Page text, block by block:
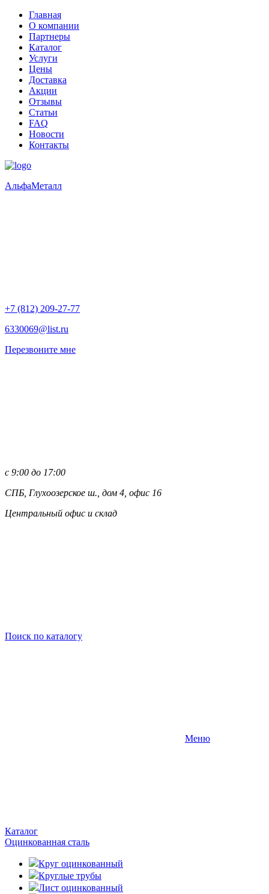
Главная
О компании
Партнеры
Каталог
Услуги
Цены
Доставка
Акции
Отзывы
Статьи
FAQ
Новости
Контакты
АльфаМеталл
+7 (812) 209-27-77
6330069@list.ru
Перезвоните мне
с 9:00 до 17:00
СПБ, Глухоозерское ш., дом 4, офис 16
Центральный офис и склад
Поиск по каталогу
Меню
Каталог
Оцинкованная сталь
Круг оцинкованный
Круглые трубы
Лист оцинкованный